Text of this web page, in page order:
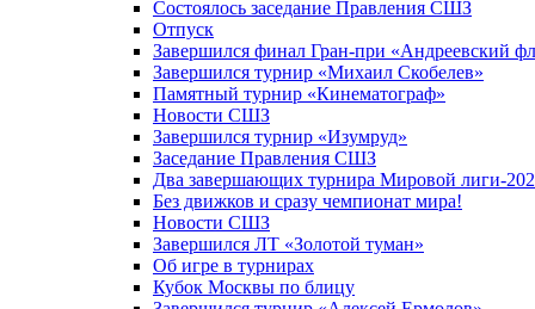
Состоялось заседание Правления СШЗ
Отпуск
Завершился финал Гран-при «Андреевский
Завершился турнир «Михаил Скобелев»
Памятный турнир «Кинематограф»
Новости СШЗ
Завершился турнир «Изумруд»
Заседание Правления СШЗ
Два завершающих турнира Мировой лиги-
Без движков и сразу чемпионат мира!
Новости СШЗ
Завершился ЛТ «Золотой туман»
Об игре в турнирах
Кубок Москвы по блицу